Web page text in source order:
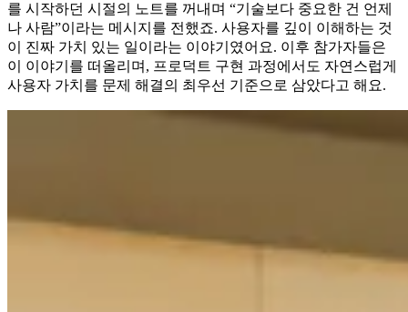
를 시작하던 시절의 노트를 꺼내며 “기술보다 중요한 건 언제
나 사람”이라는 메시지를 전했죠. 사용자를 깊이 이해하는 것
이 진짜 가치 있는 일이라는 이야기였어요. 이후 참가자들은
이 이야기를 떠올리며, 프로덕트 구현 과정에서도 자연스럽게
사용자 가치를 문제 해결의 최우선 기준으로 삼았다고 해요.